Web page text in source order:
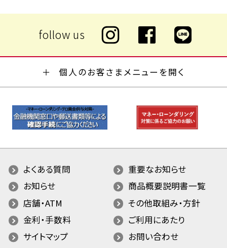
個人のお客さまメニューを開く
よくある質問
重要なお知らせ
お知らせ
商品概要説明書一覧
店舗・ATM
その他取組み・方針
金利・手数料
ご利用にあたり
サイトマップ
お問い合わせ